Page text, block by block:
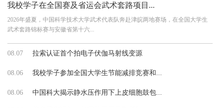
我校学子在全国赛及省运会武术套路项目...
2026年盛夏，中国科学技术大学武术代表队奔赴津皖两地赛场，在全国大学生
武术套路锦标赛与安徽省第十六...
08.07 拉索认证首个拍电子伏伽马射线变源
08.06 我校学子参加全国大学生节能减排竞赛和...
08.06 中国科大揭示静水压作用下上皮细胞鼓包...